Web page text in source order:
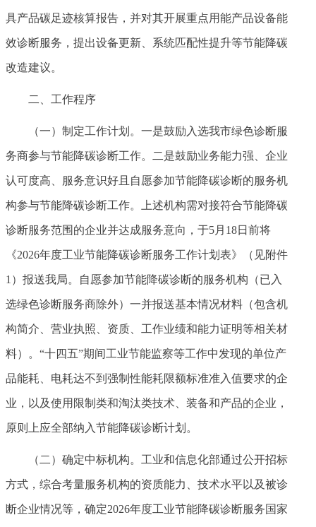
具产品碳足迹核算报告，并对其开展重点用能产品设备能
效诊断服务，提出设备更新、系统匹配性提升等节能降碳
改造建议。
二、工作程序
（一）制定工作计划。一是鼓励入选我市绿色诊断服
务商参与节能降碳诊断工作。二是鼓励业务能力强、企业
认可度高、服务意识好且自愿参加节能降碳诊断的服务机
构参与节能降碳诊断工作。上述机构需对接符合节能降碳
诊断服务范围的企业并达成服务意向，于5月18日前将
《2026年度工业节能降碳诊断服务工作计划表》（见附件
1）报送我局。自愿参加节能降碳诊断的服务机构（已入
选绿色诊断服务商除外）一并报送基本情况材料（包含机
构简介、营业执照、资质、工作业绩和能力证明等相关材
料）。“十四五”期间工业节能监察等工作中发现的单位产
品能耗、电耗达不到强制性能耗限额标准准入值要求的企
业，以及使用限制类和淘汰类技术、装备和产品的企业，
原则上应全部纳入节能降碳诊断计划。
（二）确定中标机构。工业和信息化部通过公开招标
方式，综合考量服务机构的资质能力、技术水平以及被诊
断企业情况等，确定2026年度工业节能降碳诊断服务国家